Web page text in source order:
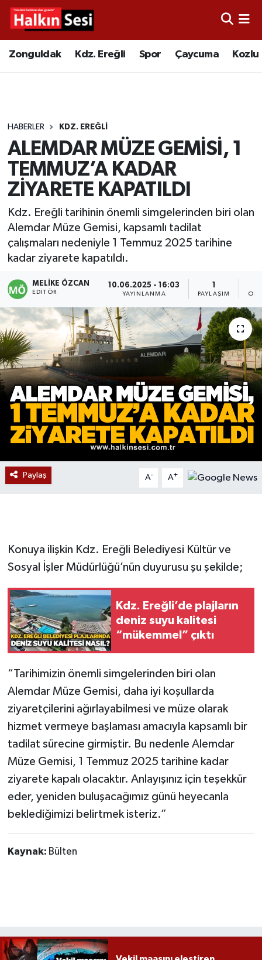
Zonguldak Kdz. Ereğli Spor Çaycuma Kozlu
HABERLER KDZ. EREĞLI
ALEMDAR MÜZE GEMİSİ, 1
TEMMUZ’A KADAR
ZİYARETE KAPATILDI
Kdz. Ereğli tarihinin önemli simgelerinden biri olan
Alemdar Müze Gemisi, kapsamlı tadilat
çalışmaları nedeniyle 1 Temmuz 2025 tarihine
kadar ziyarete kapatıldı.
MELIKE ÖZCAN
EDITÖR
10.06.2025 - 16:03
YAYINLANMA
1
PAYLAŞIM
Paylaş A- A+
Konuya ilişkin Kdz. Ereğli Belediyesi Kültür ve
Sosyal İşler Müdürlüğü’nün duyurusu şu şekilde;
Kdz. Ereğli’de plajların
deniz suyu kalitesi
“mükemmel” çıktı
“Tarihimizin önemli simgelerinden biri olan
Alemdar Müze Gemisi, daha iyi koşullarda
ziyaretçilerini ağırlayabilmesi ve müze olarak
hizmet vermeye başlaması amacıyla kapsamlı bir
tadilat sürecine girmiştir. Bu nedenle Alemdar
Müze Gemisi, 1 Temmuz 2025 tarihine kadar
ziyarete kapalı olacaktır. Anlayışınız için teşekkür
eder, yeniden buluşacağımız günü heyecanla
beklediğimizi belirtmek isteriz.”
Kaynak: Bülten
Video
Çaycuma
Alaplı
Asayiş
Bartın
Karabük
Devrek
Bolu
ÇEVRE
BİLİM VE TEKNOLOJİ
DUNYA
Düzce
Eğitim
Gökçebey
İş ilanı
Kilimli
Kültür - Sanat
Politika
Resmi İlan
Röportaj
Sağlık
SİYASET
Yaşam
Merkez Hava Durumu
Tüm Manşetler
Son Dakika Haberleri
Haber Arşivi